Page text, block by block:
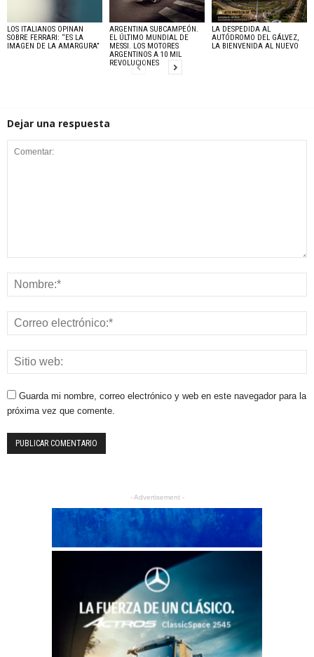
LOS ITALIANOS OPINAN
SOBRE FERRARI: “ES LA
IMAGEN DE LA AMARGURA”
ARGENTINA SUBCAMPEÓN.
EL ÚLTIMO MUNDIAL DE
MESSI. LOS MOTORES
ARGENTINOS A 10 MIL
REVOLUCIONES
LA DESPEDIDA AL
AUTÓDROMO DEL GÁLVEZ,
LA BIENVENIDA AL NUEVO
Dejar una respuesta
Guarda mi nombre, correo electrónico y web en este navegador para la
próxima vez que comente.
- Advertisement -